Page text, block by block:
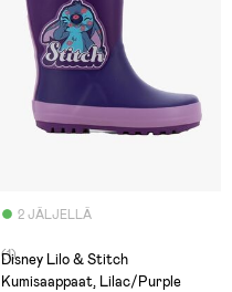
2 JÄLJELLÄ
(1)
Disney Lilo & Stitch
Kumisaappaat, Lilac/Purple